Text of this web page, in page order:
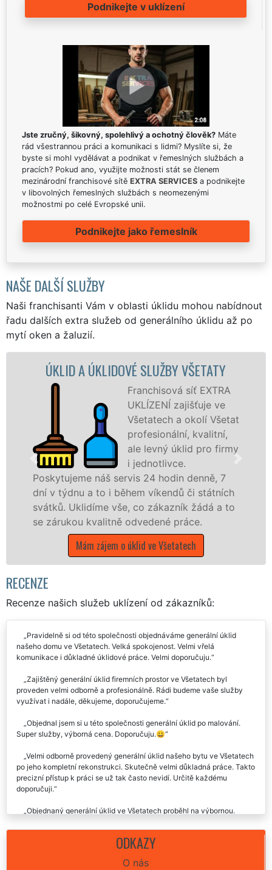
Podnikejte v uklízení
Jste zručný, šikovný, spolehlivý a ochotný člověk? Máte
rád všestrannou práci a komunikaci s lidmi? Myslíte si, že
byste si mohl vydělávat a podnikat v řemeslných službách a
pracích? Pokud ano, využijte možnosti stát se členem
mezinárodní franchisové sítě EXTRA SERVICES a podnikejte
v libovolných řemeslných službách s neomezenými
možnostmi po celé Evropské unii.
Podnikejte jako řemeslník
NAŠE DALŠÍ SLUŽBY
Naši franchisanti Vám v oblasti úklidu mohou nabídnout
řadu dalších extra služeb od generálního úklidu až po
mytí oken a žaluzií.
SLUŽBY VŠETATY
Franchisová síť EXTRA
UKLÍZENÍ zajišťuje ve
Všetatech a okolí Všetat
profesionální, kvalitní,
ale levný úklid pro firmy
i jednotlivce.
servis 24 hodin denně, 7
během víkendů či státních
vše, co zákazník žádá a to
odvedené práce.
o úklid ve Všetatech
ÚKLIDOVÁ
nabízíme pro
státní podniky,
Středočeském
RECENZE
Recenze našich služeb uklízení od zákazníků:
Pravidelně si od této společnosti objednáváme generální úklid
našeho domu ve Všetatech. Velká spokojenost. Velmi vřelá
komunikace i důkladné úklidové práce. Velmi doporučuju.
Zajištěný generální úklid firemních prostor ve Všetatech byl
proveden velmi odborně a profesionálně. Rádi budeme vaše služby
využívat i nadále, děkujeme, doporučujeme.
Objednal jsem si u této společnosti generální úklid po malování.
Super služby, výborná cena. Doporučuju.😀
Velmi odborně provedený generální úklid našeho bytu ve Všetatech
po jeho kompletní rekonstrukci. Skutečně velmi důkladná práce. Takto
precizní přístup k práci se už tak často nevidí. Určitě každému
doporučuji.
Objednaný generální úklid ve Všetatech proběhl na výbornou.
Společnost EXTRA SLUŽBY se nám postarala o vynikající generální
tohoto domu. Velmi spolehlivá firma, skvělé propojení různých služeb.
ODKAZY
O nás